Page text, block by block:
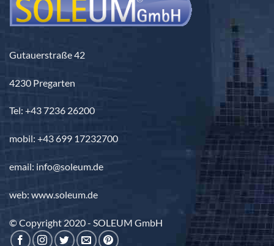
Gutauerstraße 42
4230 Pregarten
Tel: +43 7236 26200
mobil: +43 699 17232700
email: info@soleum.de
web: www.soleum.de
© Copyright 2020 - SOLEUM GmbH